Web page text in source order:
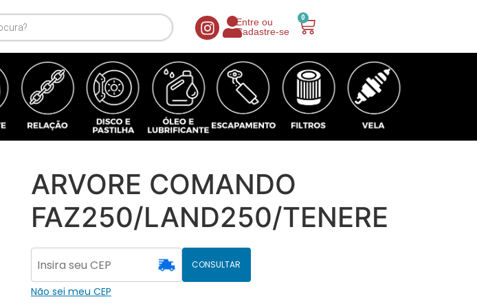
Entre ou
Cadastre-se
0
ARVORE COMANDO
FAZ250/LAND250/TENERE
CONSULTAR
Não sei meu CEP